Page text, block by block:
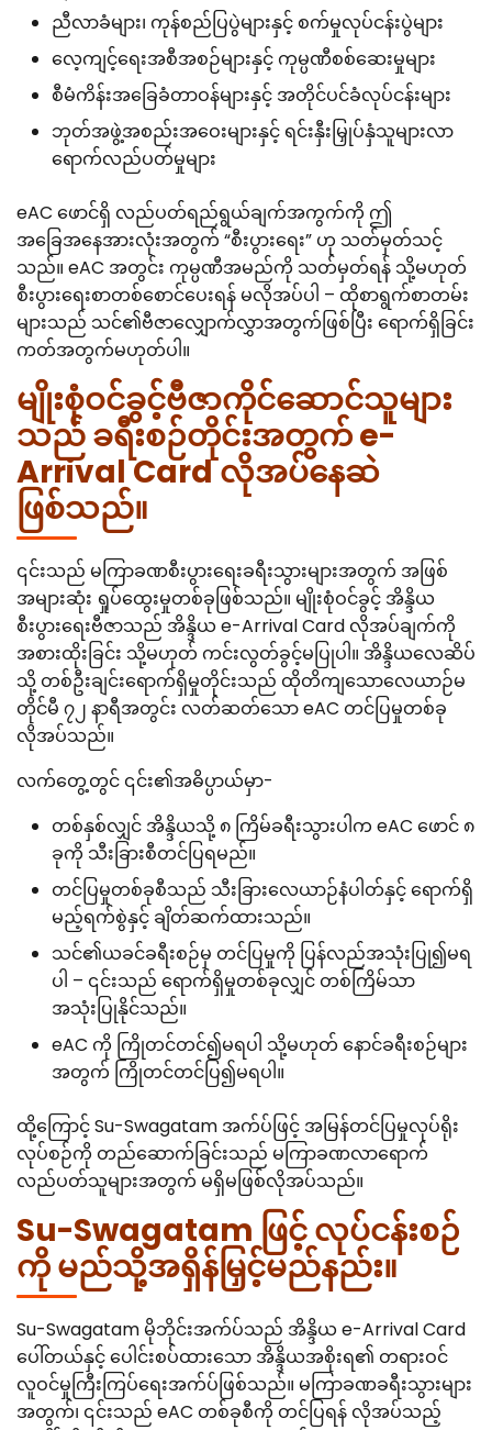
ညီလာခံများ၊ ကုန်စည်ပြပွဲများနှင့် စက်မှုလုပ်ငန်းပွဲများ
လေ့ကျင့်ရေးအစီအစဉ်များနှင့် ကုမ္ပဏီစစ်ဆေးမှုများ
စီမံကိန်းအခြေခံတာဝန်များနှင့် အတိုင်ပင်ခံလုပ်ငန်းများ
ဘုတ်အဖွဲ့အစည်းအဝေးများနှင့် ရင်းနှီးမြှုပ်နှံသူများလာ
ရောက်လည်ပတ်မှုများ
eAC ဖောင်ရှိ လည်ပတ်ရည်ရွယ်ချက်အကွက်ကို ဤ
အခြေအနေအားလုံးအတွက် “စီးပွားရေး” ဟု သတ်မှတ်သင့်
သည်။ eAC အတွင်း ကုမ္ပဏီအမည်ကို သတ်မှတ်ရန် သို့မဟုတ်
စီးပွားရေးစာတစ်စောင်ပေးရန် မလိုအပ်ပါ – ထိုစာရွက်စာတမ်း
များသည် သင်၏ဗီဇာလျှောက်လွှာအတွက်ဖြစ်ပြီး ရောက်ရှိခြင်း
ကတ်အတွက်မဟုတ်ပါ။
မျိုးစုံဝင်ခွင့်ဗီဇာကိုင်ဆောင်သူများ
သည် ခရီးစဉ်တိုင်းအတွက် e-
Arrival Card လိုအပ်နေဆဲ
ဖြစ်သည်။
၎င်းသည် မကြာခဏစီးပွားရေးခရီးသွားများအတွက် အဖြစ်
အများဆုံး ရှုပ်ထွေးမှုတစ်ခုဖြစ်သည်။ မျိုးစုံဝင်ခွင့် အိန္ဒိယ
စီးပွားရေးဗီဇာသည် အိန္ဒိယ e-Arrival Card လိုအပ်ချက်ကို
အစားထိုးခြင်း သို့မဟုတ် ကင်းလွတ်ခွင့်မပြုပါ။ အိန္ဒိယလေဆိပ်
သို့ တစ်ဦးချင်းရောက်ရှိမှုတိုင်းသည် ထိုတိကျသောလေယာဉ်မ
တိုင်မီ ၇၂ နာရီအတွင်း လတ်ဆတ်သော eAC တင်ပြမှုတစ်ခု
လိုအပ်သည်။
လက်တွေ့တွင် ၎င်း၏အဓိပ္ပာယ်မှာ-
တစ်နှစ်လျှင် အိန္ဒိယသို့ ၈ ကြိမ်ခရီးသွားပါက eAC ဖောင် ၈
ခုကို သီးခြားစီတင်ပြရမည်။
တင်ပြမှုတစ်ခုစီသည် သီးခြားလေယာဉ်နံပါတ်နှင့် ရောက်ရှိ
မည့်ရက်စွဲနှင့် ချိတ်ဆက်ထားသည်။
သင်၏ယခင်ခရီးစဉ်မှ တင်ပြမှုကို ပြန်လည်အသုံးပြု၍မရ
ပါ – ၎င်းသည် ရောက်ရှိမှုတစ်ခုလျှင် တစ်ကြိမ်သာ
အသုံးပြုနိုင်သည်။
eAC ကို ကြိုတင်တင်၍မရပါ သို့မဟုတ် နောင်ခရီးစဉ်များ
အတွက် ကြိုတင်တင်ပြ၍မရပါ။
ထို့ကြောင့် Su-Swagatam အက်ပ်ဖြင့် အမြန်တင်ပြမှုလုပ်ရိုး
လုပ်စဉ်ကို တည်ဆောက်ခြင်းသည် မကြာခဏလာရောက်
လည်ပတ်သူများအတွက် မရှိမဖြစ်လိုအပ်သည်။
Su-Swagatam ဖြင့် လုပ်ငန်းစဉ်
ကို မည်သို့အရှိန်မြှင့်မည်နည်း။
Su-Swagatam မိုဘိုင်းအက်ပ်သည် အိန္ဒိယ e-Arrival Card
ပေါ်တယ်နှင့် ပေါင်းစပ်ထားသော အိန္ဒိယအစိုးရ၏ တရားဝင်
လူဝင်မှုကြီးကြပ်ရေးအက်ပ်ဖြစ်သည်။ မကြာခဏခရီးသွားများ
အတွက်၊ ၎င်းသည် eAC တစ်ခုစီကို တင်ပြရန် လိုအပ်သည့်